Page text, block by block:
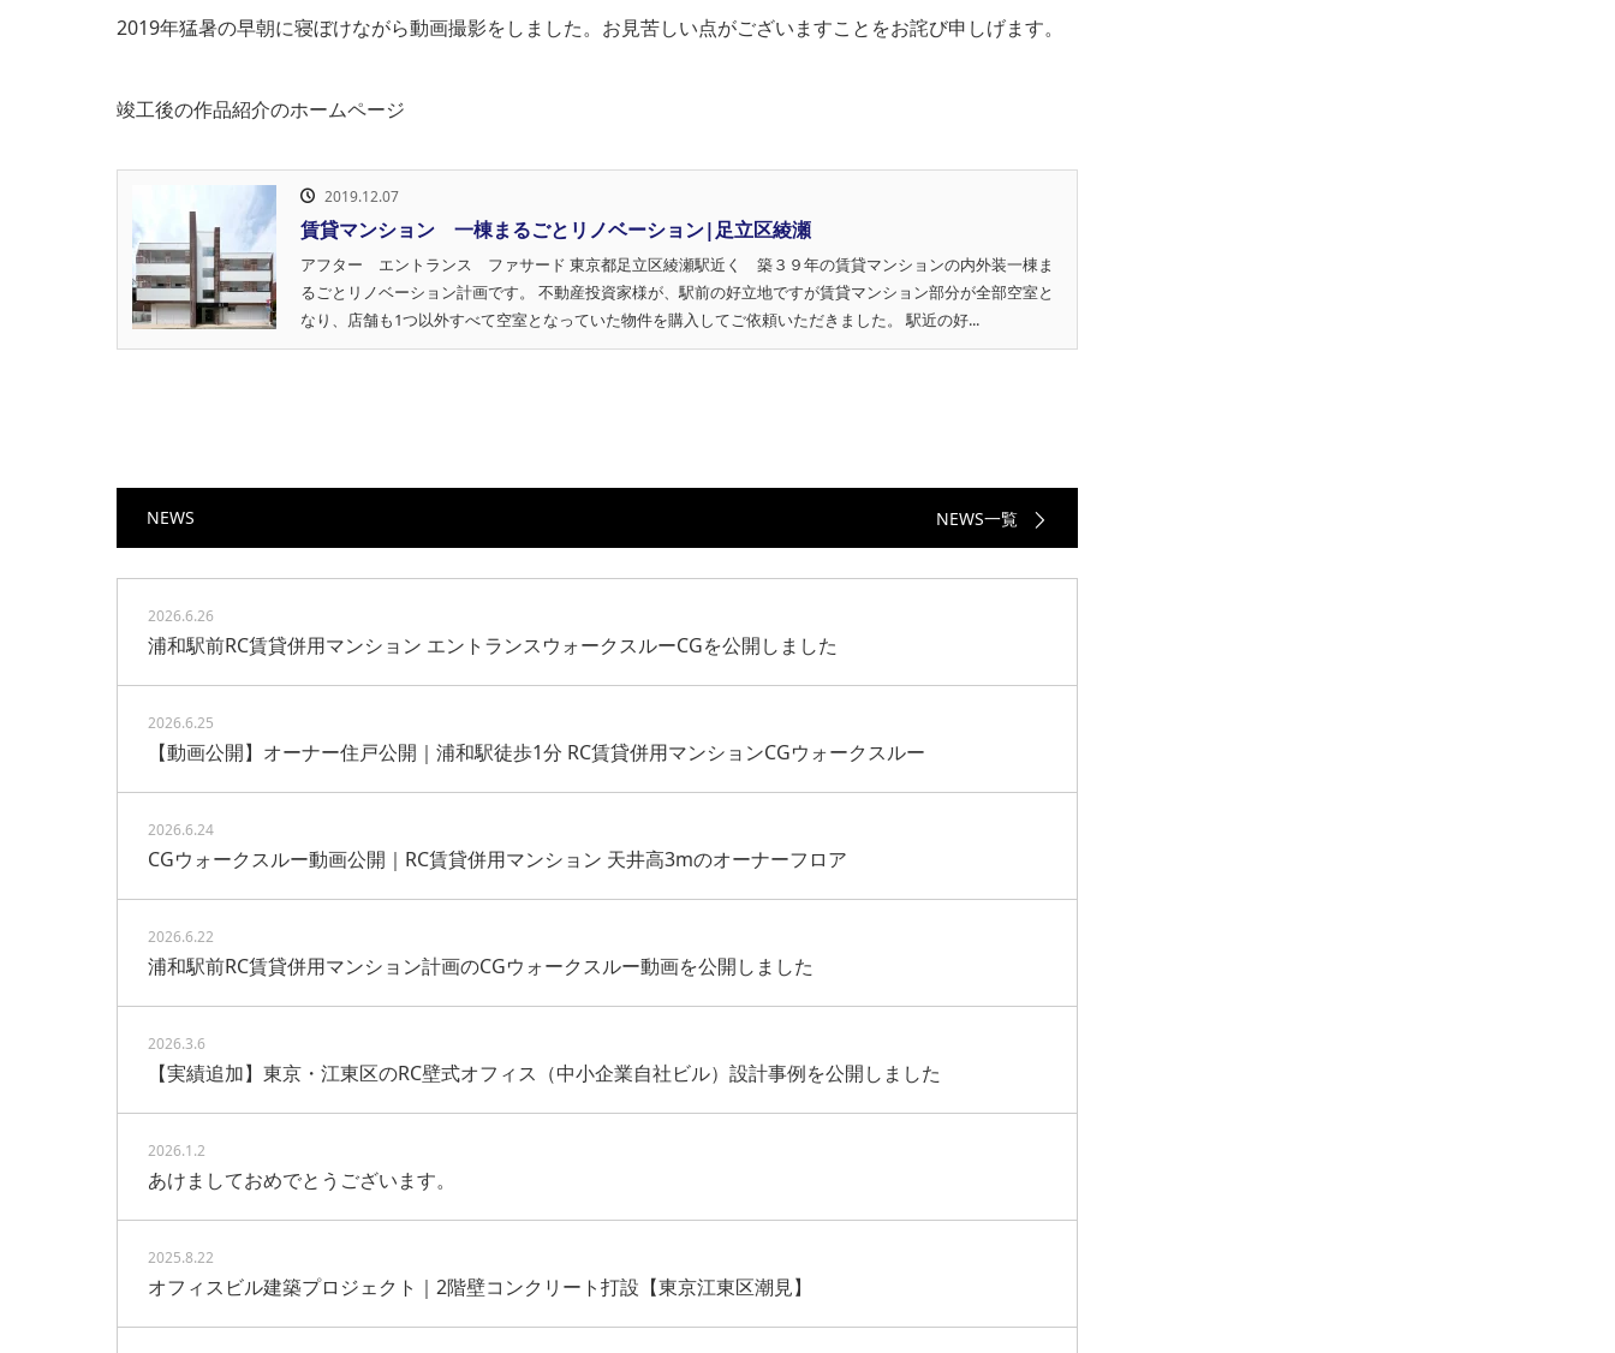
2019年猛暑の早朝に寝ぼけながら動画撮影をしました。お見苦しい点がございますことをお詫び申しげます。
竣工後の作品紹介のホームページ
2019.12.07
賃貸マンション 一棟まるごとリノベーション|足立区綾瀬
アフター エントランス ファサード 東京都足立区綾瀬駅近く 築３９年の賃貸マンションの内外装一棟ま
るごとリノベーション計画です。 不動産投資家様が、駅前の好立地ですが賃貸マンション部分が全部空室と
なり、店舗も1つ以外すべて空室となっていた物件を購入してご依頼いただきました。 駅近の好...
NEWS NEWS一覧
2026.6.26
浦和駅前RC賃貸併用マンション エントランスウォークスルーCGを公開しました
2026.6.25
【動画公開】オーナー住戸公開｜浦和駅徒歩1分 RC賃貸併用マンションCGウォークスルー
2026.6.24
CGウォークスルー動画公開｜RC賃貸併用マンション 天井高3mのオーナーフロア
2026.6.22
浦和駅前RC賃貸併用マンション計画のCGウォークスルー動画を公開しました
2026.3.6
【実績追加】東京・江東区のRC壁式オフィス（中小企業自社ビル）設計事例を公開しました
2026.1.2
あけましておめでとうございます。
2025.8.22
オフィスビル建築プロジェクト｜2階壁コンクリート打設【東京江東区潮見】